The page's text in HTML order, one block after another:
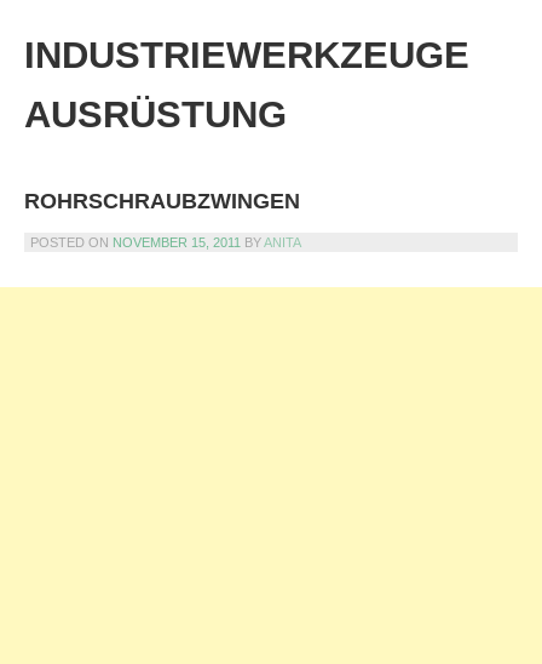
content
INDUSTRIEWERKZEUGE
AUSRÜSTUNG
ROHRSCHRAUBZWINGEN
POSTED ON NOVEMBER 15, 2011 BYANITA